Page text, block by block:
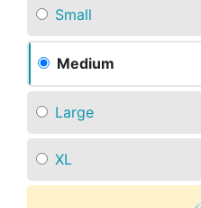
Small
Medium
Large
XL